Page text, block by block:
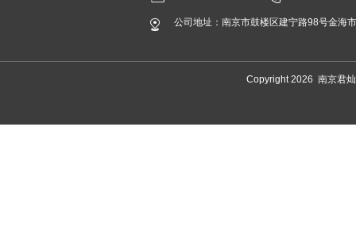
公司地址：南京市鼓楼区建宁路98号金海
Copyright 2026 南京君